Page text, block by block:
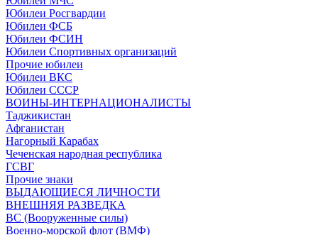
Юбилеи Росгвардии
Юбилеи ФСБ
Юбилеи ФСИН
Юбилеи Спортивных организаций
Прочие юбилеи
Юбилеи ВКС
Юбилеи СССР
ВОИНЫ-ИНТЕРНАЦИОНАЛИСТЫ
Таджикистан
Афганистан
Нагорный Карабах
Чеченская народная республика
ГСВГ
Прочие знаки
ВЫДАЮЩИЕСЯ ЛИЧНОСТИ
ВНЕШНЯЯ РАЗВЕДКА
ВС (Вооруженные силы)
Военно-морской флот (ВМФ)